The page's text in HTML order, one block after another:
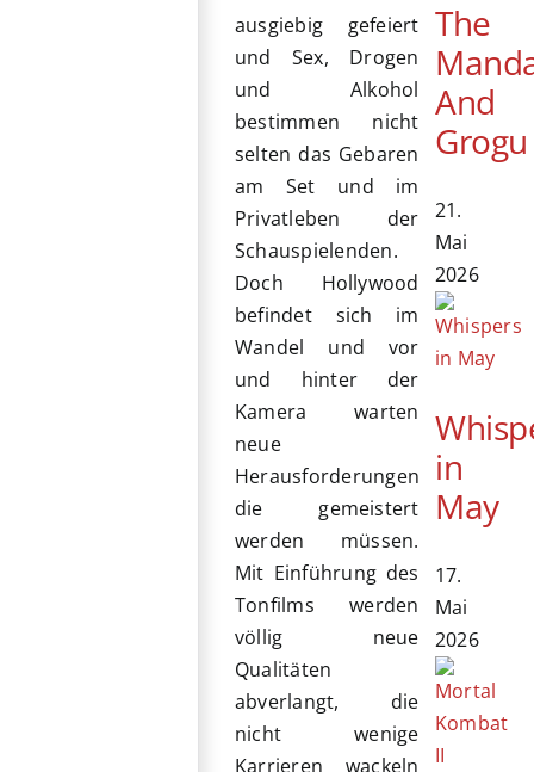
ausgiebig gefeiert
und Sex, Drogen
und Alkohol
bestimmen nicht
selten das Gebaren
am Set und im
Privatleben der
Schauspielenden.
Doch Hollywood
befindet sich im
Wandel und vor
und hinter der
Kamera warten
neue
Herausforderungen
die gemeistert
werden müssen.
Mit Einführung des
Tonfilms werden
völlig neue
Qualitäten
abverlangt, die
nicht wenige
Karrieren wackeln
The
And
Grogu
21.
Mai
2026
in
May
17.
Mai
2026